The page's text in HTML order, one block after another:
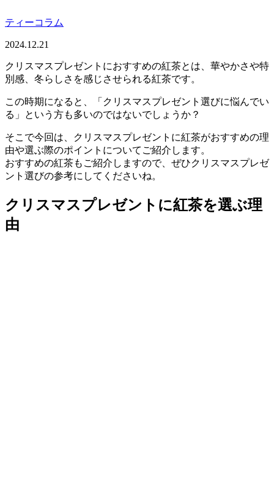
ティーコラム
2024.12.21
クリスマスプレゼントにおすすめの紅茶とは、華やかさや特
別感、冬らしさを感じさせられる紅茶です。
この時期になると、「クリスマスプレゼント選びに悩んでい
る」という方も多いのではないでしょうか？
そこで今回は、クリスマスプレゼントに紅茶がおすすめの理
由や選ぶ際のポイントについてご紹介します。
おすすめの紅茶もご紹介しますので、ぜひクリスマスプレゼ
ント選びの参考にしてくださいね。
クリスマスプレゼントに紅茶を選ぶ理
由